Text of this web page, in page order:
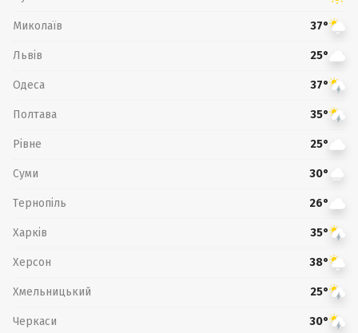
Миколаїв 37°
Львів 25°
Одеса 37°
Полтава 35°
Рівне 25°
Суми 30°
Тернопіль 26°
Харків 35°
Херсон 38°
Хмельницький 25°
Черкаси 30°